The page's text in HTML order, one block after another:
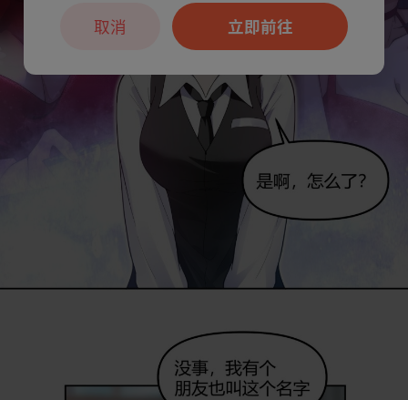
立即前往
取消